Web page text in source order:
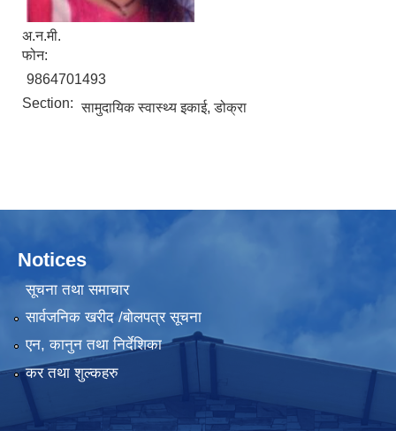
अ.न.मी.
फोन:
9864701493
Section: सामुदायिक स्वास्थ्य इकाई, डोक्रा
Notices
सूचना तथा समाचार
सार्वजनिक खरीद /बोलपत्र सूचना
एन, कानुन तथा निर्देशिका
कर तथा शुल्कहरु